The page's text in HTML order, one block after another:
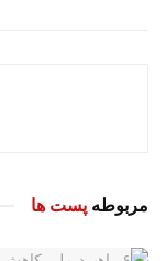
مربوطه پست ها